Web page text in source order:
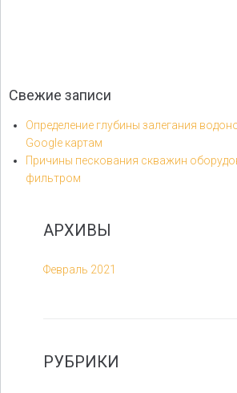
Свежие записи
Определение глубины залегания
Google картам
Причины пескования скважин
фильтром
АРХИВЫ
Февраль 2021
РУБРИКИ